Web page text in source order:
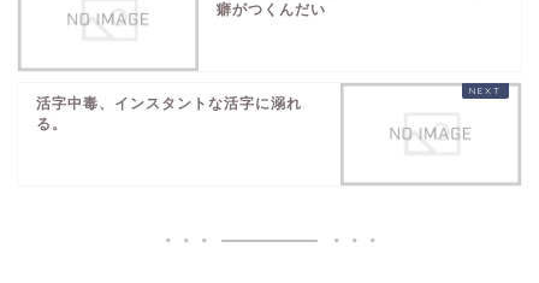
癖がつくんだい
活字中毒、インスタントな活字に溺れ
る。